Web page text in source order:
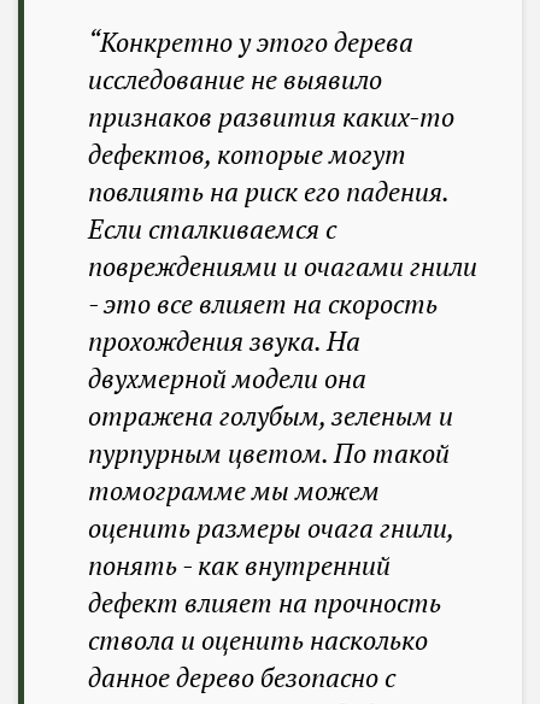
“Конкретно у этого дерева
исследование не выявило
признаков развития каких-то
дефектов, которые могут
повлиять на риск его падения.
Если сталкиваемся с
повреждениями и очагами гнили
- это все влияет на скорость
прохождения звука. На
двухмерной модели она
отражена голубым, зеленым и
пурпурным цветом. По такой
томограмме мы можем
оценить размеры очага гнили,
понять - как внутренний
дефект влияет на прочность
ствола и оценить насколько
данное дерево безопасно с